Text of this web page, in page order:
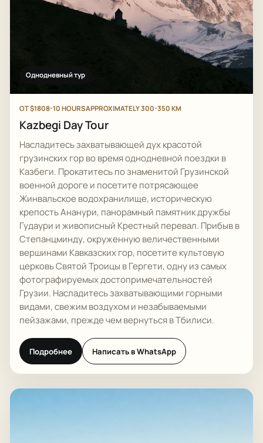
Однодневный тур
ОТ $1808-10 HOURSAPPROXIMATELY 300-350 KM
Kazbegi Day Tour
Насладитесь захватывающей дух красотой
грузинских гор во время однодневной поездки в
Казбеги. Прокатитесь по знаменитой Грузинской
военной дороге и посетите потрясающее
Жинвальское водохранилище, историческую
крепость Ананури, панорамный памятник дружбы
Гудаури и живописный Крестный перевал. Прибыв в
Степанцминду, окруженную величественными
вершинами Кавказских гор, посетите культовую
церковь Святой Троицы в Гергети, одну из самых
фотографируемых достопримечательностей
Грузии. Насладитесь захватывающими горными
видами, свежим воздухом и незабываемыми
пейзажами, прежде чем вернуться в Тбилиси.
Подробнее Написать в WhatsApp